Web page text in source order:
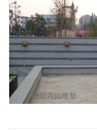
德阳花园雕塑